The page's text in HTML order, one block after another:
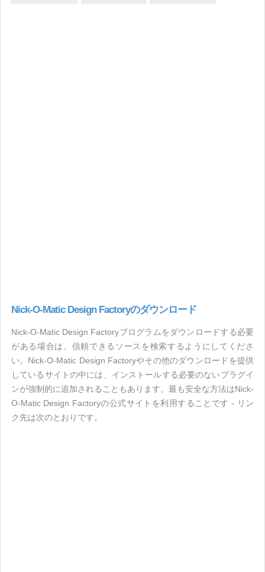
Nick-O-Matic Design Factoryのダウンロード
Nick-O-Matic Design Factoryプログラムをダウンロードする必要
がある場合は、信頼できるソースを検索するようにしてくださ
い。Nick-O-Matic Design Factoryやその他のダウンロードを提供
しているサイトの中には、インストールする必要のないプラグイ
ンが強制的に追加されることもあります。最も安全な方法はNick-
O-Matic Design Factoryの公式サイトを利用することです - リン
ク先は次のとおりです。